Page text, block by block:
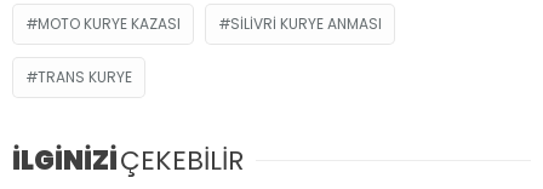
MOTO KURYE KAZASI SILIVRI KURYE ANMASI
TRANS KURYE
İLGİNİZİÇEKEBİLİR